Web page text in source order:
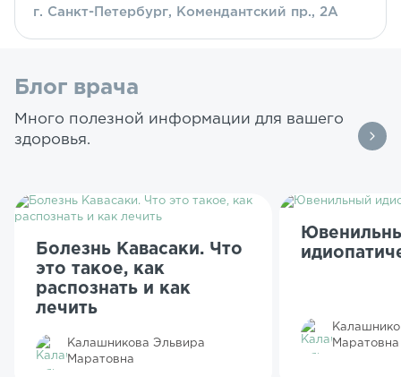
г. Санкт-Петербург, Комендантский пр., 2А
Блог врача
Много полезной информации для вашего
здоровья.
Болезнь Кавасаки. Что
это такое, как
распознать и как
лечить
Калашникова Эльвира
Маратовна
Маратовна